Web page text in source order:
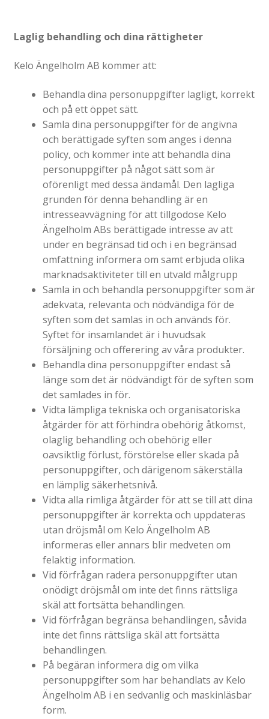
Laglig behandling och dina rättigheter
Kelo Ängelholm AB kommer att:
Behandla dina personuppgifter lagligt, korrekt
och på ett öppet sätt.
Samla dina personuppgifter för de angivna
och berättigade syften som anges i denna
policy, och kommer inte att behandla dina
personuppgifter på något sätt som är
oförenligt med dessa ändamål. Den lagliga
grunden för denna behandling är en
intresseavvägning för att tillgodose Kelo
Ängelholm ABs berättigade intresse av att
under en begränsad tid och i en begränsad
omfattning informera om samt erbjuda olika
marknadsaktiviteter till en utvald målgrupp
Samla in och behandla personuppgifter som är
adekvata, relevanta och nödvändiga för de
syften som det samlas in och används för.
Syftet för insamlandet är i huvudsak
försäljning och offerering av våra produkter.
Behandla dina personuppgifter endast så
länge som det är nödvändigt för de syften som
det samlades in för.
Vidta lämpliga tekniska och organisatoriska
åtgärder för att förhindra obehörig åtkomst,
olaglig behandling och obehörig eller
oavsiktlig förlust, förstörelse eller skada på
personuppgifter, och därigenom säkerställa
en lämplig säkerhetsnivå.
Vidta alla rimliga åtgärder för att se till att dina
personuppgifter är korrekta och uppdateras
utan dröjsmål om Kelo Ängelholm AB
informeras eller annars blir medveten om
felaktig information.
Vid förfrågan radera personuppgifter utan
onödigt dröjsmål om inte det finns rättsliga
skäl att fortsätta behandlingen.
Vid förfrågan begränsa behandlingen, såvida
inte det finns rättsliga skäl att fortsätta
behandlingen.
På begäran informera dig om vilka
personuppgifter som har behandlats av Kelo
Ängelholm AB i en sedvanlig och maskinläsbar
form.